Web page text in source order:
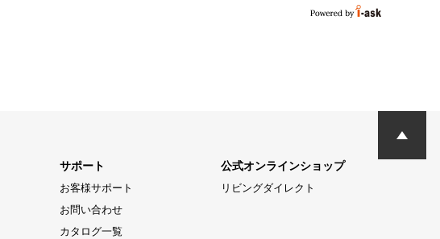
サポート
お客様サポート
お問い合わせ
カタログ一覧
公式オンラインショップ
リビングダイレクト